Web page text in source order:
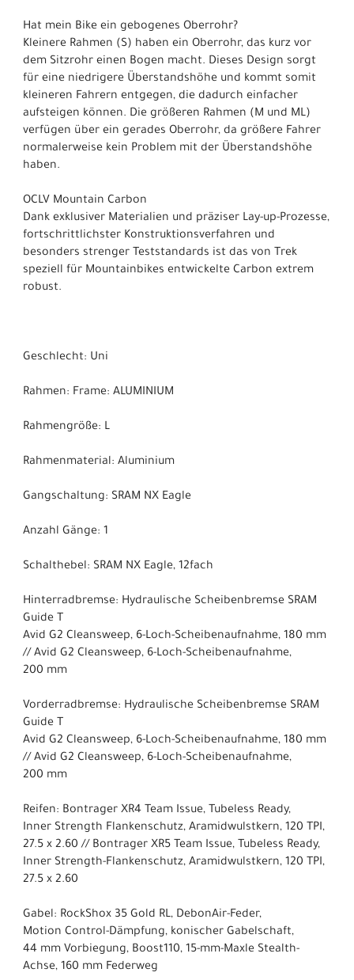
Hat mein Bike ein gebogenes Oberrohr?
Kleinere Rahmen (S) haben ein Oberrohr, das kurz vor
dem Sitzrohr einen Bogen macht. Dieses Design sorgt
für eine niedrigere Überstandshöhe und kommt somit
kleineren Fahrern entgegen, die dadurch einfacher
aufsteigen können. Die größeren Rahmen (M und ML)
verfügen über ein gerades Oberrohr, da größere Fahrer
normalerweise kein Problem mit der Überstandshöhe
haben.
OCLV Mountain Carbon
Dank exklusiver Materialien und präziser Lay-up-Prozesse,
fortschrittlichster Konstruktionsverfahren und
besonders strenger Teststandards ist das von Trek
speziell für Mountainbikes entwickelte Carbon extrem
robust.
Geschlecht: Uni
Rahmen: Frame: ALUMINIUM
Rahmengröße: L
Rahmenmaterial: Aluminium
Gangschaltung: SRAM NX Eagle
Anzahl Gänge: 1
Schalthebel: SRAM NX Eagle, 12fach
Hinterradbremse: Hydraulische Scheibenbremse SRAM
Guide T
Avid G2 Cleansweep, 6-Loch-Scheibenaufnahme, 180 mm
// Avid G2 Cleansweep, 6-Loch-Scheibenaufnahme,
200 mm
Vorderradbremse: Hydraulische Scheibenbremse SRAM
Guide T
Avid G2 Cleansweep, 6-Loch-Scheibenaufnahme, 180 mm
// Avid G2 Cleansweep, 6-Loch-Scheibenaufnahme,
200 mm
Reifen: Bontrager XR4 Team Issue, Tubeless Ready,
Inner Strength Flankenschutz, Aramidwulstkern, 120 TPI,
27.5 x 2.60 // Bontrager XR5 Team Issue, Tubeless Ready,
Inner Strength-Flankenschutz, Aramidwulstkern, 120 TPI,
27.5 x 2.60
Gabel: RockShox 35 Gold RL, DebonAir-Feder,
Motion Control-Dämpfung, konischer Gabelschaft,
44 mm Vorbiegung, Boost110, 15-mm-Maxle Stealth-
Achse, 160 mm Federweg